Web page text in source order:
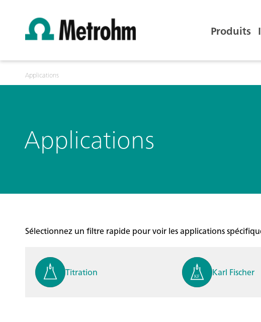
Produits
Applications
Applications
Sélectionnez un filtre rapide pour voir les applications
Titration Karl Fischer